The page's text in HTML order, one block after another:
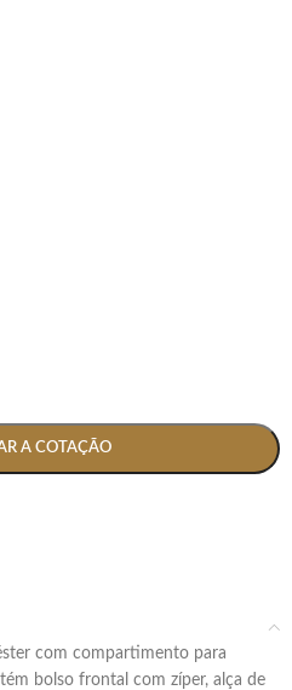
A COTAÇÃO
bolso frontal com zíper, alça de